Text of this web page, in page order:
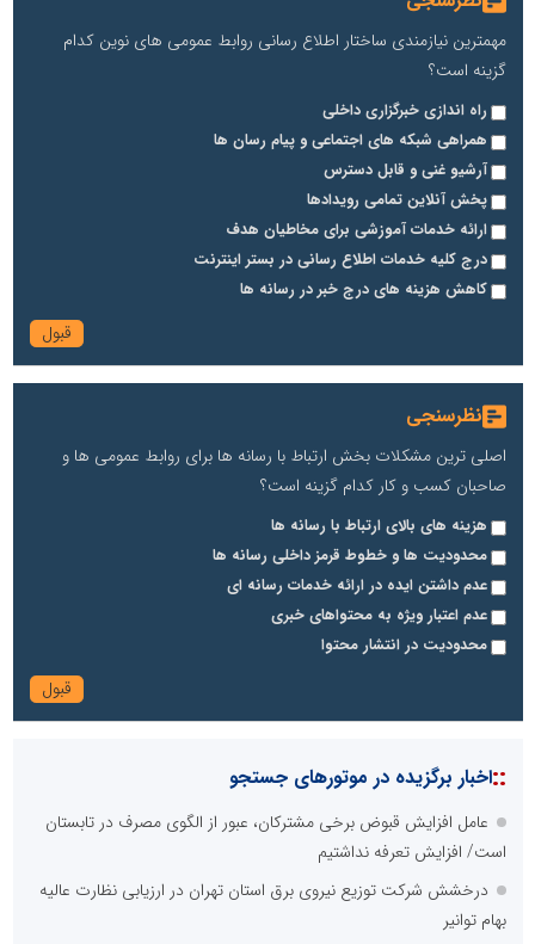
مهمترین نیازمندی ساختار اطلاع رسانی روابط عمومی های نوین کدام
گزینه است؟
راه اندازی خبرگزاری داخلی
همراهی شبکه های اجتماعی و پیام رسان ها
آرشیو غنی و قابل دسترس
پخش آنلاین تمامی رویدادها
ارائه خدمات آموزشی برای مخاطیان هدف
درج کلیه خدمات اطلاع رسانی در بستر اینترنت
کاهش هزینه های درج خبر در رسانه ها
نظرسنجی
اصلی ترین مشکلات بخش ارتباط با رسانه ها برای روابط عمومی ها و
صاحبان کسب و کار کدام گزینه است؟
هزینه های بالای ارتباط با رسانه ها
محدودیت ها و خطوط قرمز داخلی رسانه ها
عدم داشتن ایده در ارائه خدمات رسانه ای
عدم اعتبار ویژه به محتواهای خبری
محدودیت در انتشار محتوا
::اخبار برگزیده در موتورهای جستجو
عامل افزایش قبوض برخی مشترکان، عبور از الگوی مصرف در تابستان
است/ افزایش تعرفه نداشتیم
درخشش شرکت توزیع نیروی برق استان تهران در ارزیابی نظارت عالیه
بهام توانیر